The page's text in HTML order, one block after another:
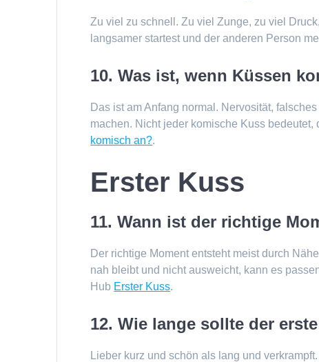
Zu viel zu schnell. Zu viel Zunge, zu viel
langsamer startest und der anderen Person
10. Was ist, wenn Küssen
Das ist am Anfang normal. Nervosität,
machen. Nicht jeder komische Kuss
komisch an?.
Erster Kuss
11. Wann ist der richtige
Der richtige Moment entsteht meist durch
nah bleibt und nicht ausweicht, kann es
Hub Erster Kuss.
12. Wie lange sollte der
Lieber kurz und schön als lang und